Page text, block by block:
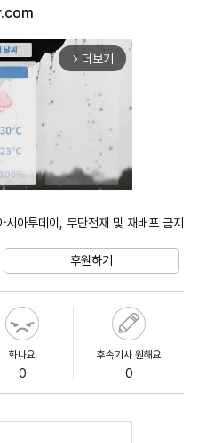
arrow_forward_ios 더보기
아투데이, 무단전재 및 재배포 금지
후원하기
화나요
0
후속기사 원해요
0